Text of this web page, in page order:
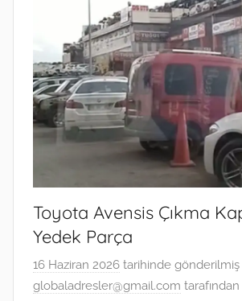
Toyota Avensis Çıkma
Yedek Parça
16 Haziran 2026 tarihinde gönderilmiş
globaladresler@gmail.com tarafından